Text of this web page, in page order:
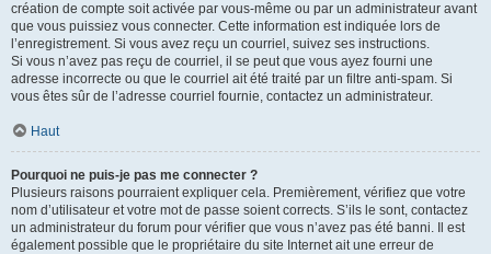
création de compte soit activée par vous-même ou par un administrateur avant
que vous puissiez vous connecter. Cette information est indiquée lors de
l’enregistrement. Si vous avez reçu un courriel, suivez ses instructions.
Si vous n’avez pas reçu de courriel, il se peut que vous ayez fourni une
adresse incorrecte ou que le courriel ait été traité par un filtre anti-spam. Si
vous êtes sûr de l’adresse courriel fournie, contactez un administrateur.
Haut
Pourquoi ne puis-je pas me connecter ?
Plusieurs raisons pourraient expliquer cela. Premièrement, vérifiez que votre
nom d’utilisateur et votre mot de passe soient corrects. S’ils le sont, contactez
un administrateur du forum pour vérifier que vous n’avez pas été banni. Il est
également possible que le propriétaire du site Internet ait une erreur de